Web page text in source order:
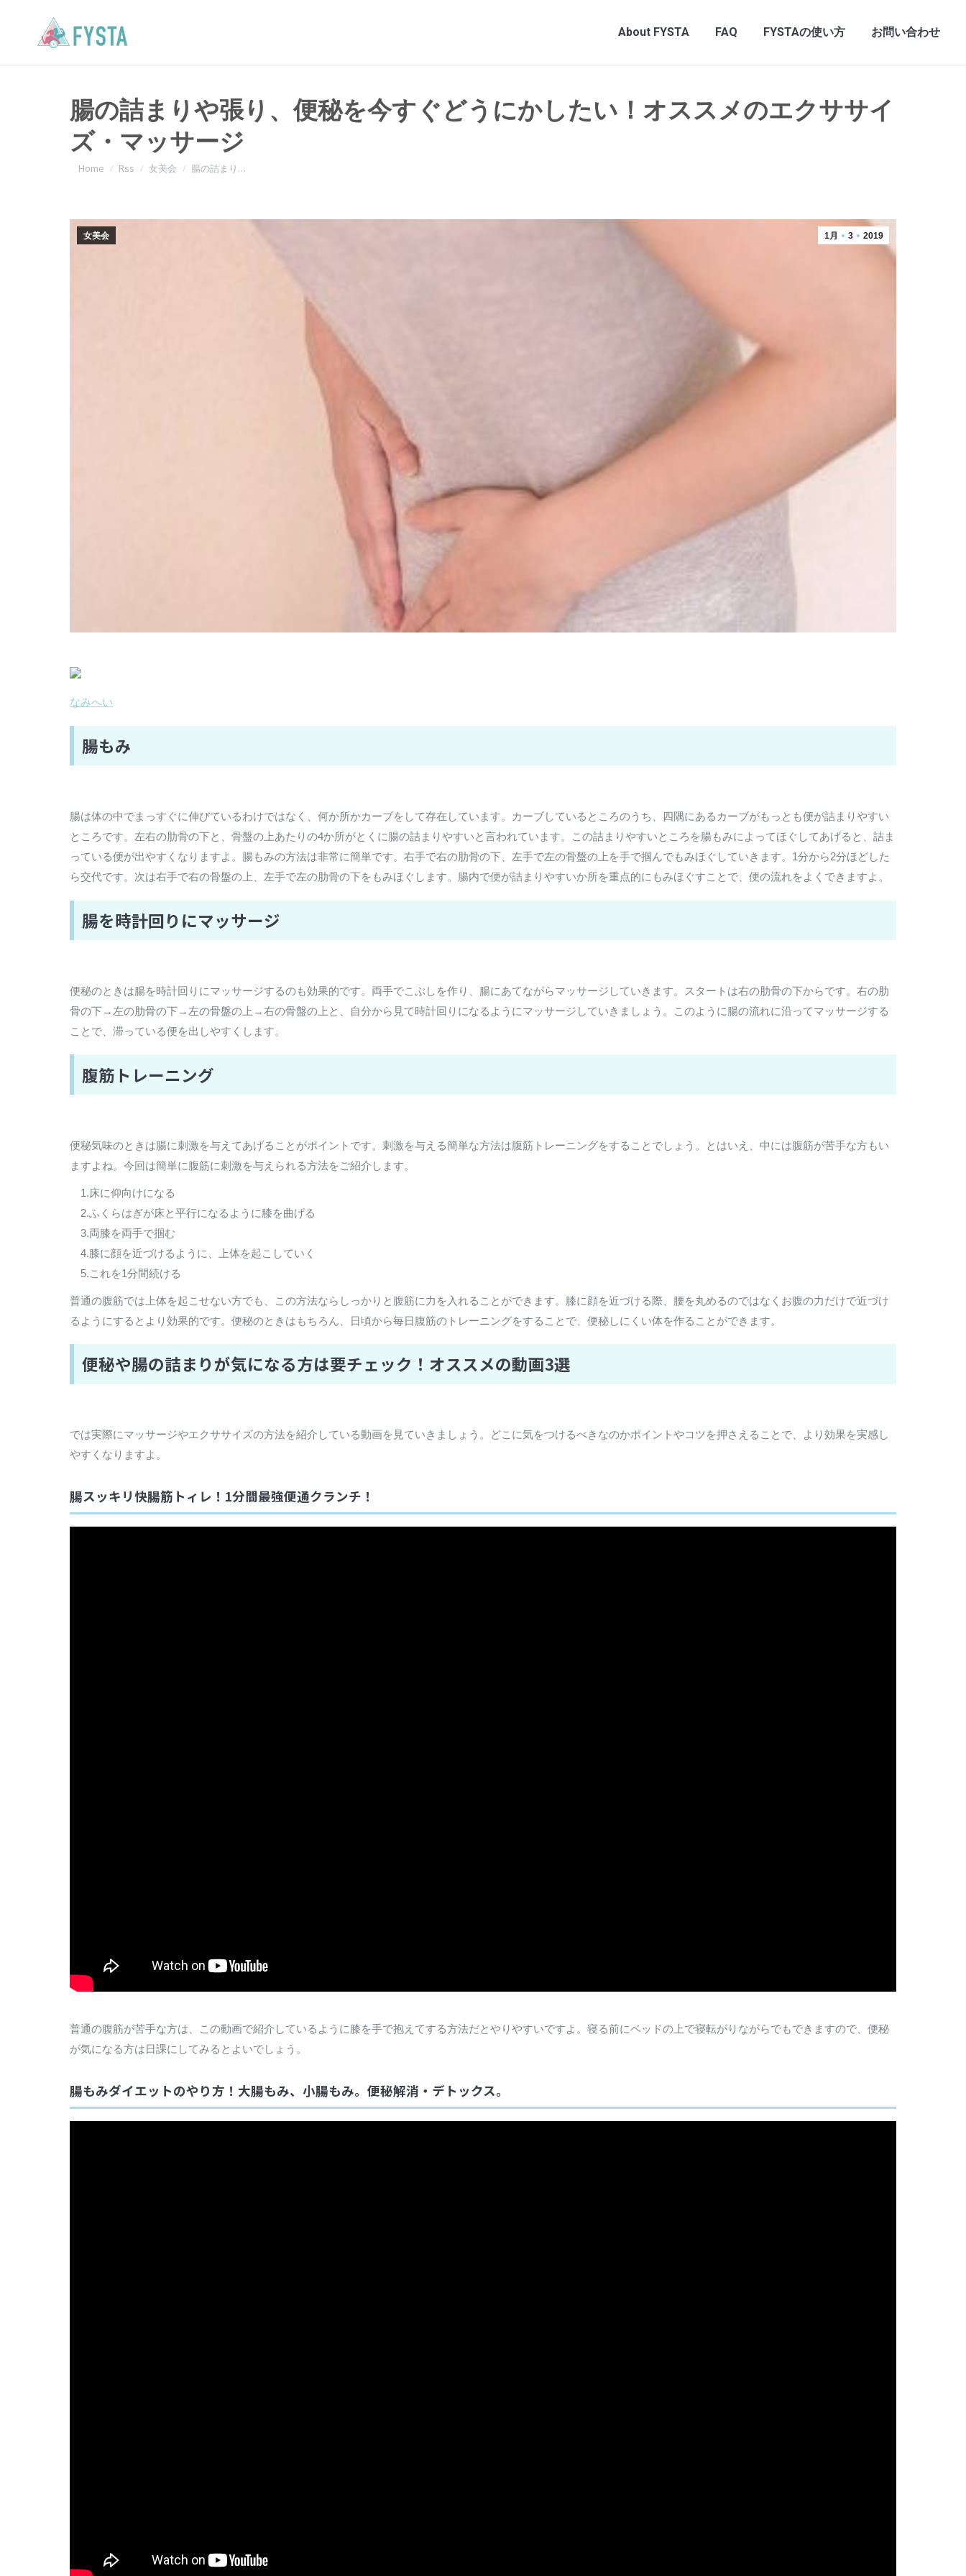
About FYSTA FAQ FYSTAの使い方 お問い合わせ
腸の詰まりや張り、便秘を今すぐどうにかしたい！オススメのエクササイ
ズ・マッサージ
You are here:
Home Rss 女美会 腸の詰まり…
1月 3 2019
女美会
なみへい
腸もみ
腸は体の中でまっすぐに伸びているわけではなく、何か所かカーブをして存在しています。カーブしているところのうち、四隅にあるカーブがもっとも便が詰まりやすい
ところです。左右の肋骨の下と、骨盤の上あたりの4か所がとくに腸の詰まりやすいと言われています。この詰まりやすいところを腸もみによってほぐしてあげると、詰ま
っている便が出やすくなりますよ。腸もみの方法は非常に簡単です。右手で右の肋骨の下、左手で左の骨盤の上を手で掴んでもみほぐしていきます。1分から2分ほどした
ら交代です。次は右手で右の骨盤の上、左手で左の肋骨の下をもみほぐします。腸内で便が詰まりやすいか所を重点的にもみほぐすことで、便の流れをよくできますよ。
腸を時計回りにマッサージ
便秘のときは腸を時計回りにマッサージするのも効果的です。両手でこぶしを作り、腸にあてながらマッサージしていきます。スタートは右の肋骨の下からです。右の肋
骨の下→左の肋骨の下→左の骨盤の上→右の骨盤の上と、自分から見て時計回りになるようにマッサージしていきましょう。このように腸の流れに沿ってマッサージする
ことで、滞っている便を出しやすくします。
腹筋トレーニング
便秘気味のときは腸に刺激を与えてあげることがポイントです。刺激を与える簡単な方法は腹筋トレーニングをすることでしょう。とはいえ、中には腹筋が苦手な方もい
ますよね。今回は簡単に腹筋に刺激を与えられる方法をご紹介します。
1.床に仰向けになる
2.ふくらはぎが床と平行になるように膝を曲げる
3.両膝を両手で掴む
4.膝に顔を近づけるように、上体を起こしていく
5.これを1分間続ける
普通の腹筋では上体を起こせない方でも、この方法ならしっかりと腹筋に力を入れることができます。膝に顔を近づける際、腰を丸めるのではなくお腹の力だけで近づけ
るようにするとより効果的です。便秘のときはもちろん、日頃から毎日腹筋のトレーニングをすることで、便秘しにくい体を作ることができます。
便秘や腸の詰まりが気になる方は要チェック！オススメの動画3選
では実際にマッサージやエクササイズの方法を紹介している動画を見ていきましょう。どこに気をつけるべきなのかポイントやコツを押さえることで、より効果を実感し
やすくなりますよ。
腸スッキリ快腸筋トィレ！1分間最強便通クランチ！
普通の腹筋が苦手な方は、この動画で紹介しているように膝を手で抱えてする方法だとやりやすいですよ。寝る前にベッドの上で寝転がりながらでもできますので、便秘
が気になる方は日課にしてみるとよいでしょう。
腸もみダイエットのやり方！大腸もみ、小腸もみ。便秘解消・デトックス。